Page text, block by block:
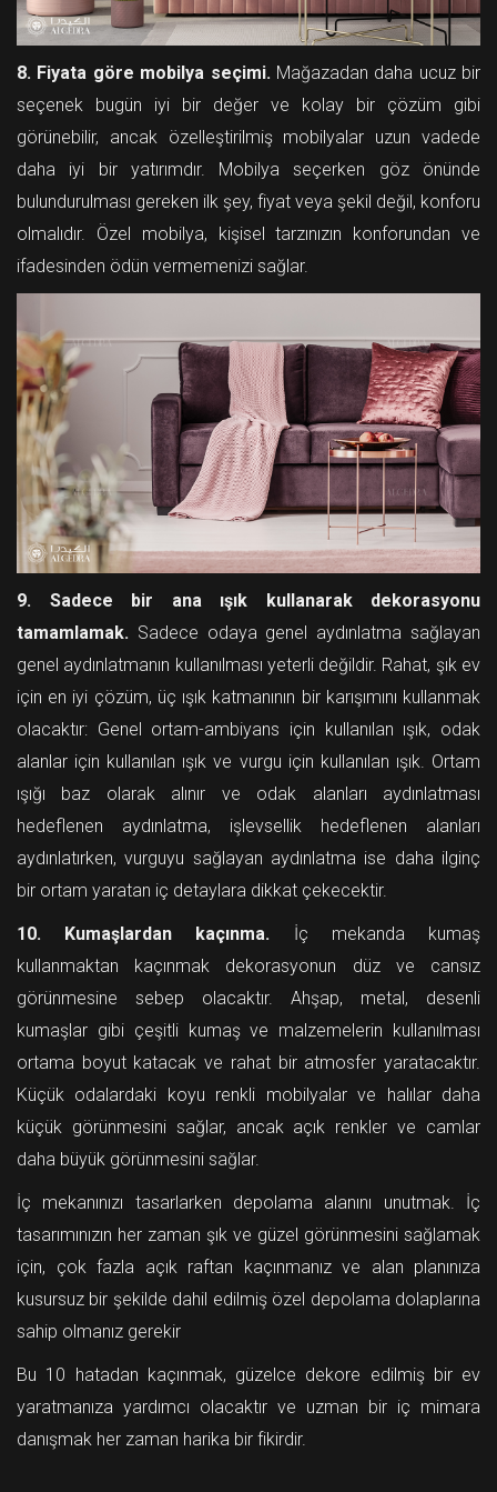
8. Fiyata göre mobilya seçimi.Mağazadan daha ucuz bir
seçenek bugün iyi bir değer ve kolay bir çözüm gibi
görünebilir, ancak özelleştirilmiş mobilyalar uzun vadede
daha iyi bir yatırımdır. Mobilya seçerken göz önünde
bulundurulması gereken ilk şey, fiyat veya şekil değil, konforu
olmalıdır. Özel mobilya, kişisel tarzınızın konforundan ve
ifadesinden ödün vermemenizi sağlar.
9. Sadece bir ana ışık kullanarak dekorasyonu
tamamlamak. Sadece odaya genel aydınlatma sağlayan
genel aydınlatmanın kullanılması yeterli değildir. Rahat, şık ev
için en iyi çözüm, üç ışık katmanının bir karışımını kullanmak
olacaktır: Genel ortam-ambiyans için kullanılan ışık, odak
alanlar için kullanılan ışık ve vurgu için kullanılan ışık. Ortam
ışığı baz olarak alınır ve odak alanları aydınlatması
hedeflenen aydınlatma, işlevsellik hedeflenen alanları
aydınlatırken, vurguyu sağlayan aydınlatma ise daha ilginç
bir ortam yaratan iç detaylara dikkat çekecektir.
10. Kumaşlardan kaçınma. İç mekanda kumaş
kullanmaktan kaçınmak dekorasyonun düz ve cansız
görünmesine sebep olacaktır. Ahşap, metal, desenli
kumaşlar gibi çeşitli kumaş ve malzemelerin kullanılması
ortama boyut katacak ve rahat bir atmosfer yaratacaktır.
Küçük odalardaki koyu renkli mobilyalar ve halılar daha
küçük görünmesini sağlar, ancak açık renkler ve camlar
daha büyük görünmesini sağlar.
İç mekanınızı tasarlarken depolama alanını unutmak. İç
tasarımınızın her zaman şık ve güzel görünmesini sağlamak
için, çok fazla açık raftan kaçınmanız ve alan planınıza
kusursuz bir şekilde dahil edilmiş özel depolama dolaplarına
sahip olmanız gerekir
Bu 10 hatadan kaçınmak, güzelce dekore edilmiş bir ev
yaratmanıza yardımcı olacaktır ve uzman bir iç mimara
danışmak her zaman harika bir fikirdir.